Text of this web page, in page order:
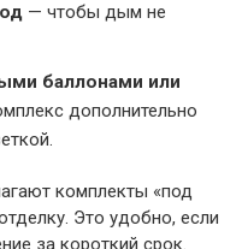
— чтобы дым не
баллонами или
дополнительно
комплекты «под
Это удобно, если
за короткий срок.